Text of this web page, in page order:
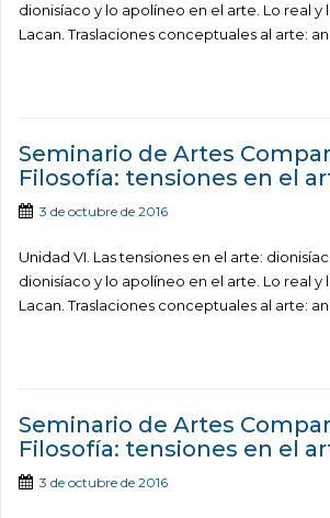
dionisíaco y lo apolíneo en el arte. Lo real y
Lacan. Traslaciones conceptuales al arte:
Seminario de Artes
Filosofía: tensiones en el
3 de octubre de 2016
Unidad VI. Las tensiones en el arte:
dionisíaco y lo apolíneo en el arte. Lo real y
Lacan. Traslaciones conceptuales al arte:
Seminario de Artes
Filosofía: tensiones en el
3 de octubre de 2016